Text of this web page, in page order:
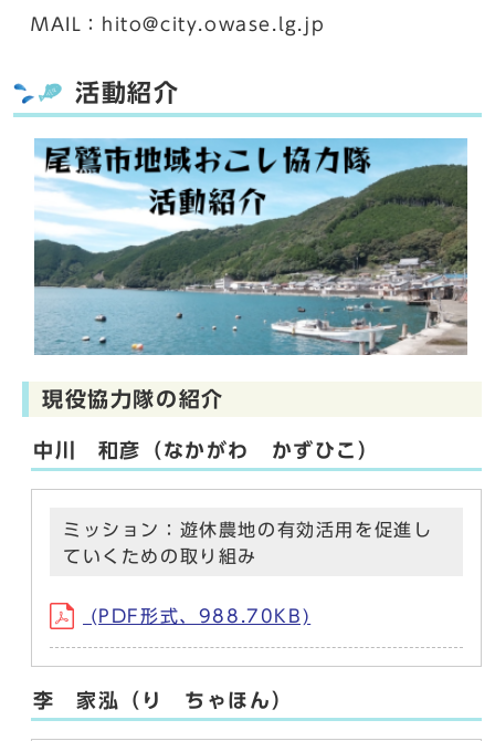
MAIL：hito@city.owase.lg.jp
活動紹介
現役協力隊の紹介
中川 和彦（なかがわ かずひこ）
ミッション：遊休農地の有効活用を促進し
ていくための取り組み
(PDF形式、988.70KB)
李 家泓（り ちゃほん）